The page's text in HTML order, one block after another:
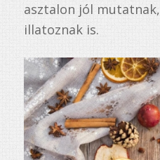
asztalon jól
illatoznak is.